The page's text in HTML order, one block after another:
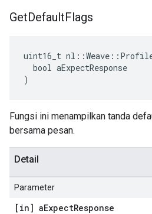
GetDefaultFlags
uint16_t
  bool aExpectResponse
)
Fungsi ini menampilkan tanda
bersama pesan.
Detail
Parameter
[in] aExpectResponse